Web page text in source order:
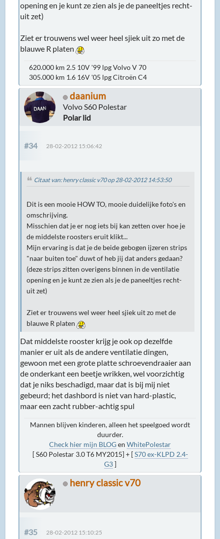
opening en je kunt ze zien als je de paneeltjes recht-
uit zet)
Ziet er trouwens wel weer heel sjiek uit zo met de
blauwe R platen
620.000 km 2.5 10V '99 lpg Volvo V 70
305.000 km 1.6 16V '05 lpg Citroën C4
daanium
Volvo S60 Polestar
Polar lid
#34 28-02-2012 15:06:42
Citaat van: henry classic v70 op 28-02-2012 14:53:50
Dit is een mooie HOW TO, mooie duidelijke foto's en
omschrijving.
Misschien dat je er nog iets bij kan zetten over hoe je
de middelste roosters eruit klikt...
Mijn ervaring is dat je de beide gebogen ijzeren strips
"naar buiten toe" duwt of heb jij dat anders gedaan?
(deze strips zitten overigens binnen in de ventilatie
opening en je kunt ze zien als je de paneeltjes recht-
uit zet)
Ziet er trouwens wel weer heel sjiek uit zo met de
blauwe R platen
Dat middelste rooster krijg je ook op dezelfde
manier er uit als de andere ventilatie dingen,
gewoon met een grote platte schroevendraaier aan
de onderkant een beetje wrikken, wel voorzichtig
dat je niks beschadigd, maar dat is bij mij niet
gebeurd; het dashbord is niet van hard-plastic,
maar een zacht rubber-achtig spul
Mannen blijven kinderen, alleen het speelgoed wordt
duurder.
Check hier mijn BLOGen WhitePolestar
[ S60 Polestar 3.0 T6 MY2015] + [S70 ex-KLPD 2.4-
G3]
henry classic v70
#35 28-02-2012 15:10:25